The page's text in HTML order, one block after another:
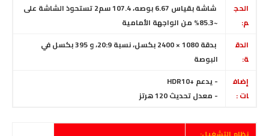
الحج
م:
شاشة بقياس 6.67 بوصه، 107.4 سم2 تستحوذ الشاشة على
~85.3% من الواجهة الأمامية
الدق
ة:
بدقة
1080 × 2400 بكسل، نسبة 20:9، و 395 بكسل في
البوصة
إضاف
ات :
- يدعم +
HDR10
- معدل تحديث 120 هرتز